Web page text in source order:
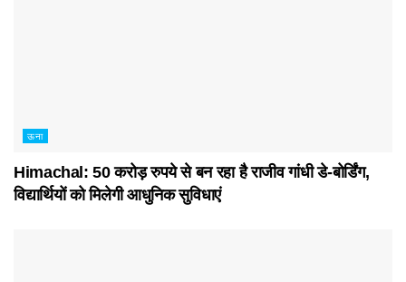
ऊना
Himachal: 50 करोड़ रुपये से बन रहा है राजीव गांधी डे-बोर्डिंग,
विद्यार्थियों को मिलेगी आधुनिक सुविधाएं